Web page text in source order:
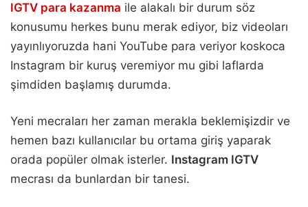
IGTV para kazanma ile alakalı bir durum söz
konusumu herkes bunu merak ediyor, biz videoları
yayınlıyoruzda hani YouTube para veriyor koskoca
Instagram bir kuruş veremiyor mu gibi laflarda
şimdiden başlamış durumda.
Yeni mecraları her zaman merakla beklemişizdir ve
hemen bazı kullanıcılar bu ortama giriş yaparak
orada popüler olmak isterler. Instagram IGTV
mecrası da bunlardan bir tanesi.